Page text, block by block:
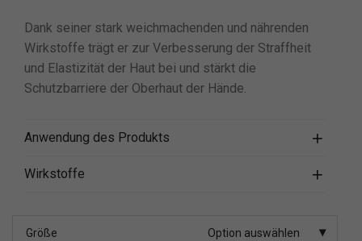
Dank seiner stark weichmachenden und nährenden
Wirkstoffe trägt er zur Verbesserung der Straffheit
und Elastizität der Haut bei und stärkt die
Schutzbarriere der Oberhaut der Hände.
Anwendung des Produkts
Wirkstoffe
Größe Option auswählen